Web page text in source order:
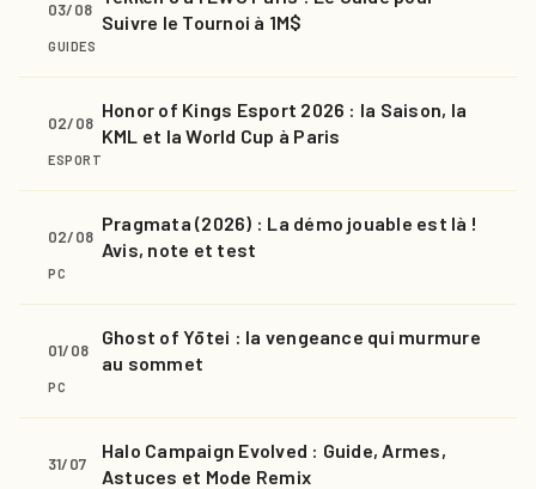
03/08
Suivre le Tournoi à 1M$
GUIDES
02/08
Honor of Kings Esport 2026 : la Saison, la
KML et la World Cup à Paris
ESPORT
02/08
Pragmata (2026) : La démo jouable est là !
Avis, note et test
PC
01/08
Ghost of Yōtei : la vengeance qui murmure
au sommet
PC
31/07
Halo Campaign Evolved : Guide, Armes,
Astuces et Mode Remix